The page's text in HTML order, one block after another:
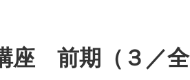
座 前期（３／全